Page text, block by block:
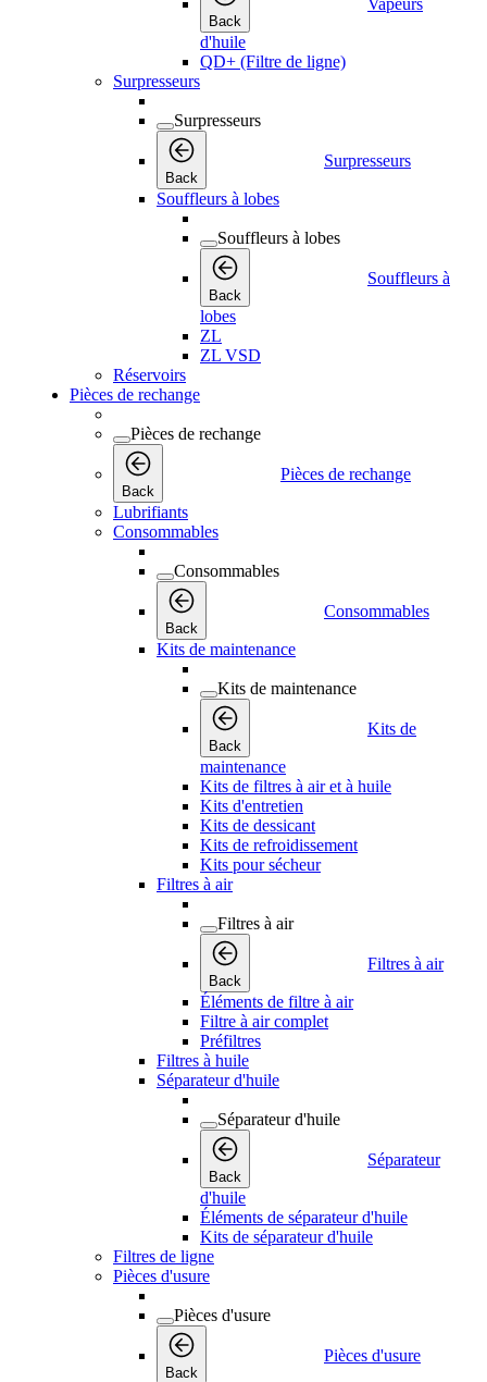
Back
Vapeurs
d'huile
QD+ (Filtre de ligne)
Surpresseurs
Surpresseurs
Back
Surpresseurs
Souffleurs à lobes
Souffleurs à lobes
Back
Souffleurs à
lobes
ZL
ZL VSD
Réservoirs
Pièces de rechange
Pièces de rechange
Back
Pièces de rechange
Lubrifiants
Consommables
Consommables
Back
Consommables
Kits de maintenance
Kits de maintenance
Back
Kits de
maintenance
Kits de filtres à air et à huile
Kits d'entretien
Kits de dessicant
Kits de refroidissement
Kits pour sécheur
Filtres à air
Filtres à air
Back
Filtres à air
Éléments de filtre à air
Filtre à air complet
Préfiltres
Filtres à huile
Séparateur d'huile
Séparateur d'huile
Back
Séparateur
d'huile
Éléments de séparateur d'huile
Kits de séparateur d'huile
Filtres de ligne
Pièces d'usure
Pièces d'usure
Back
Pièces d'usure